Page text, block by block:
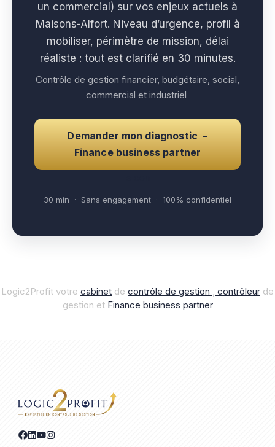
un commercial) sur vos enjeux actuels à
Maisons-Alfort. Niveau d’urgence, profil à
mobiliser, périmètre de mission, délai
réaliste : tout est clarifié en 30 minutes.
Contrôle de gestion financier, budgétaire, social,
commercial et industriel
Demander mon diagnostic –
Finance business partner
30 min · Sans engagement · 100% confidentiel
Logic2Profit votre cabinet de contrôle de gestion , contrôleur de
gestion et Finance business partner